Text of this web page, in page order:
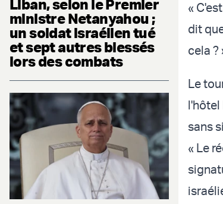
Liban, selon le Premier
ministre Netanyahou ;
un soldat israélien tué
et sept autres blessés
lors des combats
«
dit
cela ?
Le
l'hôtel
sans
« Le